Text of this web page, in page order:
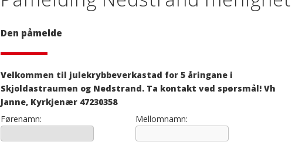
Den påmelde
Velkommen til julekrybbeverkastad for 5 åringane i
Skjoldastraumen og Nedstrand. Ta kontakt ved spørsmål! Vh
Janne, Kyrkjenær 47230358
Førenamn:
Mellomnamn: